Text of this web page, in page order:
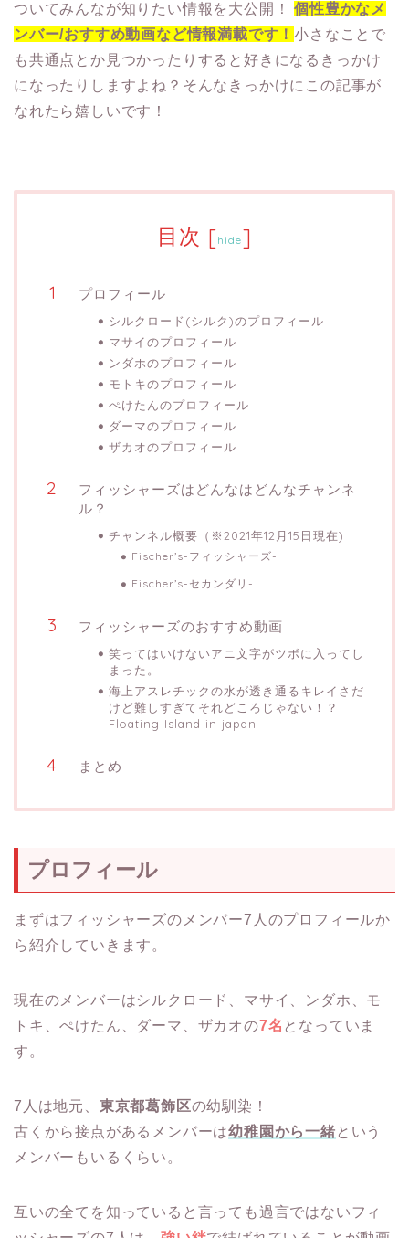
ついてみんなが知りたい情報を大公開！個性豊かなメ
ンバー/おすすめ動画など情報満載です！小さなことで
も共通点とか見つかったりすると好きになるきっかけ
になったりしますよね？そんなきっかけにこの記事が
なれたら嬉しいです！
目次 [hide]
プロフィール
シルクロード(シルク)のプロフィール
マサイのプロフィール
ンダホのプロフィール
モトキのプロフィール
ぺけたんのプロフィール
ダーマのプロフィール
ザカオのプロフィール
フィッシャーズはどんなはどんなチャンネ
ル？
チャンネル概要（※2021年12月15日現在)
Fischer’s-フィッシャーズ-
Fischer’s-セカンダリ-
フィッシャーズのおすすめ動画
笑ってはいけないアニ文字がツボに入ってし
まった。
海上アスレチックの水が透き通るキレイさだ
けど難しすぎてそれどころじゃない！？
Floating Island in japan
まとめ
プロフィール
まずはフィッシャーズのメンバー7人のプロフィールか
ら紹介していきます。
現在のメンバーはシルクロード、マサイ、ンダホ、モ
トキ、ぺけたん、ダーマ、ザカオの7名 となっていま
す。
7人は地元、 東京都葛飾区の幼馴染！
古くから接点があるメンバーは幼稚園から一緒 という
メンバーもいるくらい。
互いの全てを知っていると言っても過言ではないフィ